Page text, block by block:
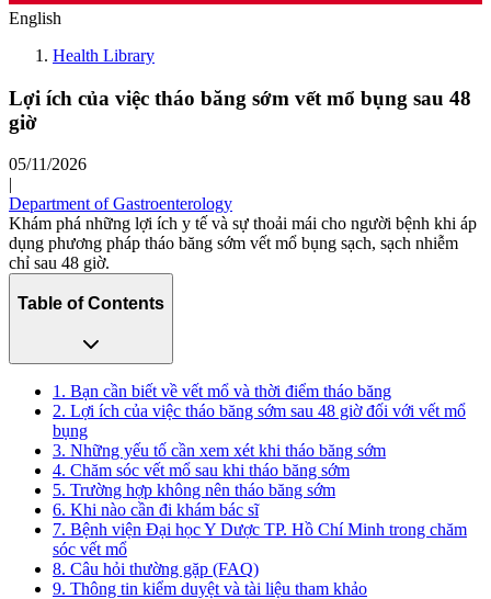
English
Health Library
Lợi ích của việc tháo băng sớm vết mổ bụng sau 48
giờ
05/11/2026
|
Department of Gastroenterology
Khám phá những lợi ích y tế và sự thoải mái cho người bệnh khi áp
dụng phương pháp tháo băng sớm vết mổ bụng sạch, sạch nhiễm
chỉ sau 48 giờ.
Table of Contents
1. Bạn cần biết về vết mổ và thời điểm tháo băng
2. Lợi ích của việc tháo băng sớm sau 48 giờ đối với vết mổ
bụng
3. Những yếu tố cần xem xét khi tháo băng sớm
4. Chăm sóc vết mổ sau khi tháo băng sớm
5. Trường hợp không nên tháo băng sớm
6. Khi nào cần đi khám bác sĩ
7. Bệnh viện Đại học Y Dược TP. Hồ Chí Minh trong chăm
sóc vết mổ
8. Câu hỏi thường gặp (FAQ)
9. Thông tin kiểm duyệt và tài liệu tham khảo